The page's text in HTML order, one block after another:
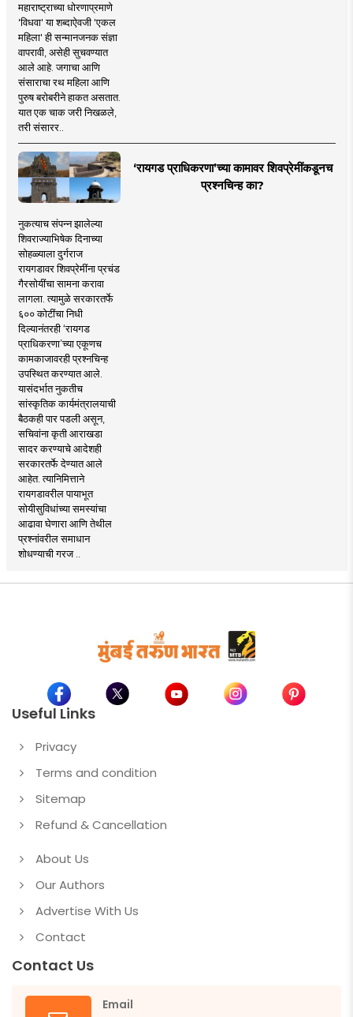
महाराष्ट्राच्या धोरणाप्रमाणे
'विधवा' या शब्दाऐवजी 'एकल
महिला' ही सन्मानजनक संज्ञा
वापरावी, असेही सुचवण्यात
आले आहे. जगाचा आणि
संसाराचा रथ महिला आणि
पुरुष बरोबरीने हाकत असतात.
यात एक चाक जरी निखळले,
तरी संसारर..
‘रायगड प्राधिकरणा’च्या कामावर शिवप्रेमींकडूनच
प्रश्नचिन्ह का?
नुकत्याच संपन्न झालेल्या
शिवराज्याभिषेक दिनाच्या
सोहळ्याला दुर्गराज
रायगडावर शिवप्रेमींना प्रचंड
गैरसोयींचा सामना करावा
लागला. त्यामुळे सरकारतर्फे
६०० कोटींचा निधी
दिल्यानंतरही ‘रायगड
प्राधिकरणा’च्या एकूणच
कामकाजावरही प्रश्नचिन्ह
उपस्थित करण्यात आले.
यासंदर्भात नुकतीच
सांस्कृतिक कार्यमंत्रालयाची
बैठकही पार पडली असून,
सचिवांना कृती आराखडा
सादर करण्याचे आदेशही
सरकारतर्फे देण्यात आले
आहेत. त्यानिमित्ताने
रायगडावरील पायाभूत
सोयीसुविधांच्या समस्यांचा
आढावा घेणारा आणि तेथील
प्रश्नांवरील समाधान
शोधण्याची गरज ..
Useful Links
Privacy
Terms and condition
Sitemap
Refund & Cancellation
About Us
Our Authors
Advertise With Us
Contact
Contact Us
Email